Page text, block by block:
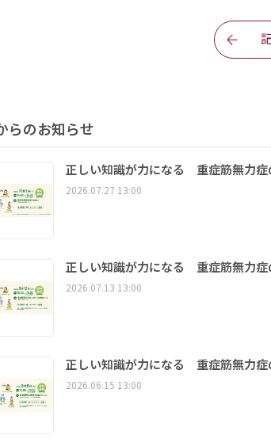
らのお知らせ
正しい知識が力になる 重症筋無力
2026.07.27 13:00
正しい知識が力になる 重症筋無力
2026.07.13 13:00
正しい知識が力になる 重症筋無力
2026.06.15 13:00